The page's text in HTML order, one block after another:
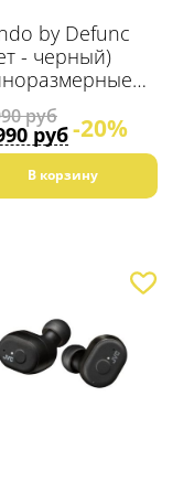
by Defunc
- черный)
наушники
В корзину
руб
руб -20%